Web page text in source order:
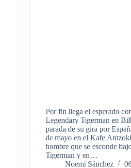
Por fin llega el esperado
Legendary Tigerman en
parada de su gira por
de mayo en el Kafe
hombre que se esconde
Tigerman y en…
Noemí Sánchez